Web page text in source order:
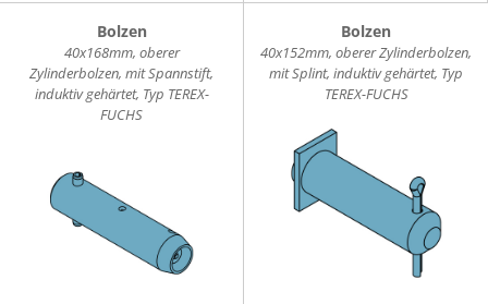
Bolzen
40x168mm, oberer
Zylinderbolzen, mit Spannstift,
induktiv gehärtet, Typ TEREX-
FUCHS
Bolzen
40x152mm, oberer Zylinderbolzen,
mit Splint, induktiv gehärtet, Typ
TEREX-FUCHS